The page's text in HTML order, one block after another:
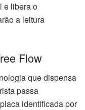
e libera o
a leitura
Flow
que dispensa
passa
identificada por